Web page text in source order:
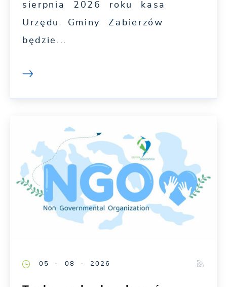
sierpnia 2026 roku kasa
Urzędu Gminy Zabierzów
będzie...
05 - 08 - 2026